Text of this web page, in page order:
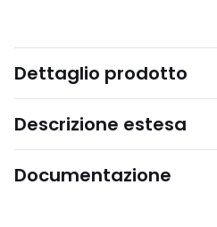
Dettaglio prodotto
Descrizione estesa
Documentazione